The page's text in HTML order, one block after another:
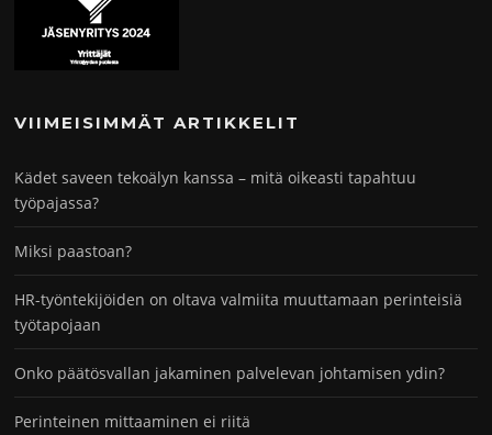
VIIMEISIMMÄT ARTIKKELIT
Kädet saveen tekoälyn kanssa – mitä oikeasti tapahtuu
työpajassa?
Miksi paastoan?
HR-työntekijöiden on oltava valmiita muuttamaan perinteisiä
työtapojaan
Onko päätösvallan jakaminen palvelevan johtamisen ydin?
Perinteinen mittaaminen ei riitä